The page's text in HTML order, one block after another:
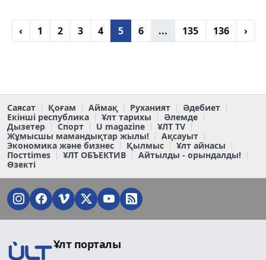
‹ 1 2 3 4 5 6 ... 135 136 ›
Саясат Қоғам Аймақ Руханият
Әдебиет
Екінші республика
Ұлт тарихы
Әлемде
Дызетер
Спорт U magazine
ҰЛТ TV
Жұмысшы мамандықтар жылы!
Ақсауыт
Экономика және бизнес
Қылмыс
Ұлт айнасы
Постtimes
ҰЛТ ОБЪЕКТИВ
Айтылды - орындалды!
Өзекті
Ұлт порталы